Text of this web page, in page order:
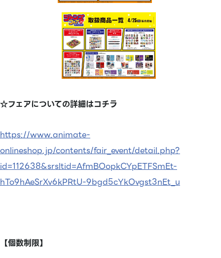
☆フェアについての詳細はコチラ
https://www.animate-
onlineshop.jp/contents/fair_event/detail.php?
id=112638&srsltid=AfmBOopkCYpETFSmEt-
hTo9hAeSrXv6kPRtU-9bgd5cYkOvgst3nEt_u
【個数制限】